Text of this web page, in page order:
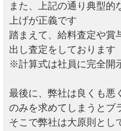
また、上記の通り典型的
上げが正義です
踏まえて、給料査定や賞
出し査定をしております
※計算式は社員に完全開
最後に、弊社は良くも悪
のみを求めてしまうとブ
そこで弊社は大原則とし